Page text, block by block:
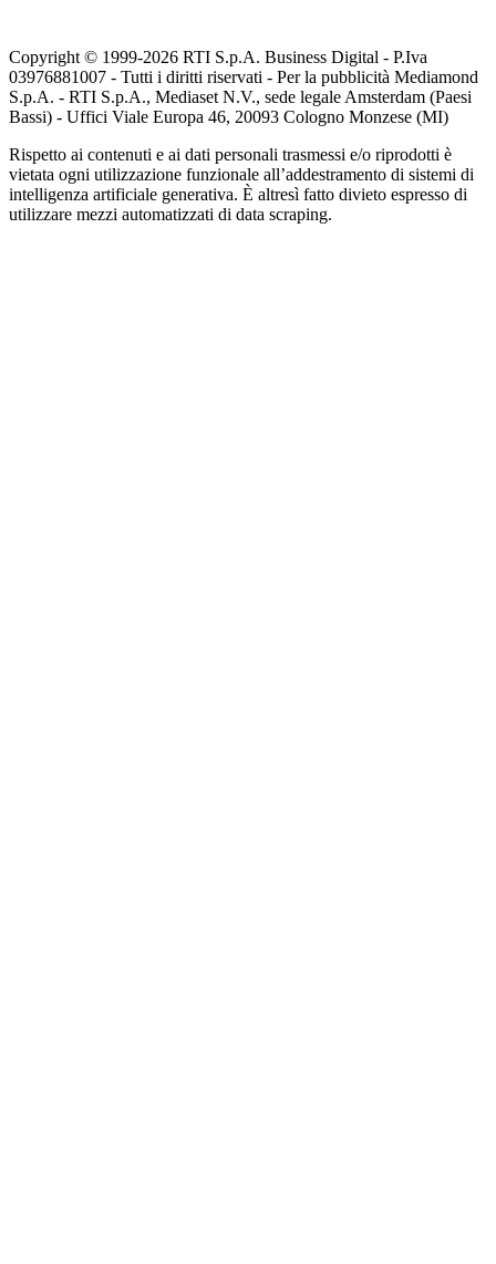
Copyright © 1999-2026 RTI S.p.A. Business Digital - P.Iva
03976881007 - Tutti i diritti riservati - Per la pubblicità Mediamond
S.p.A. - RTI S.p.A., Mediaset N.V., sede legale Amsterdam (Paesi
Bassi) - Uffici Viale Europa 46, 20093 Cologno Monzese (MI)
Rispetto ai contenuti e ai dati personali trasmessi e/o riprodotti è
vietata ogni utilizzazione funzionale all’addestramento di sistemi di
intelligenza artificiale generativa. È altresì fatto divieto espresso di
utilizzare mezzi automatizzati di data scraping.